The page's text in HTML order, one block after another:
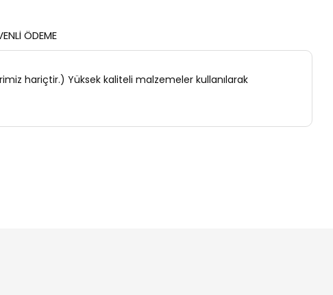
ÖDEME
hariçtir.) Yüksek kaliteli malzemeler kullanılarak